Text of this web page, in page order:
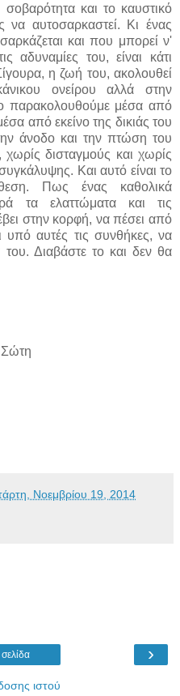
και το καυστικό
να αυτοσαρκαστεί. Κι ένας
και που μπορεί ν'
αδυναμίες του, είναι κάτι
η ζωή του, ακολουθεί
ονείρου αλλά στην
παρακολουθούμε μέσα από
από εκείνο της δικιάς του
άνοδο και την πτώση του
δισταγμούς και χωρίς
Και αυτό είναι το
Πως ένας καθολικά
τα ελαττώματα και τις
στην κορφή, να πέσει από
αυτές τις συνθήκες, να
Διαβάστε το και δεν θα
Σώτη
Νοεμβρίου 19, 2014
›
ιστού